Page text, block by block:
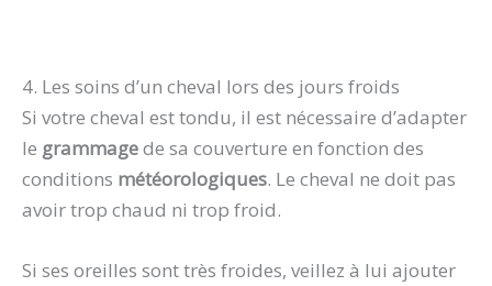
4. Les soins d’un cheval lors des jours froids
Si votre cheval est tondu, il est nécessaire d’adapter
le grammagede sa couverture en fonction des
conditions météorologiques. Le cheval ne doit pas
avoir trop chaud ni trop froid.
Si ses oreilles sont très froides, veillez à lui ajouter